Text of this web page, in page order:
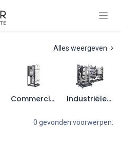
Alles weergeven
Commerciële RO Industriële RO
0 gevonden voorwerpen.